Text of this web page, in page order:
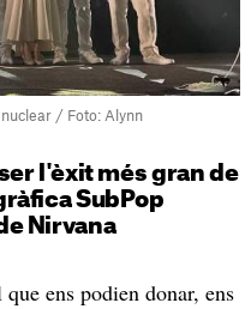
nuclear / Foto: Alynn
l'èxit més gran de
SubPop
Nirvana
ens podien donar, ens